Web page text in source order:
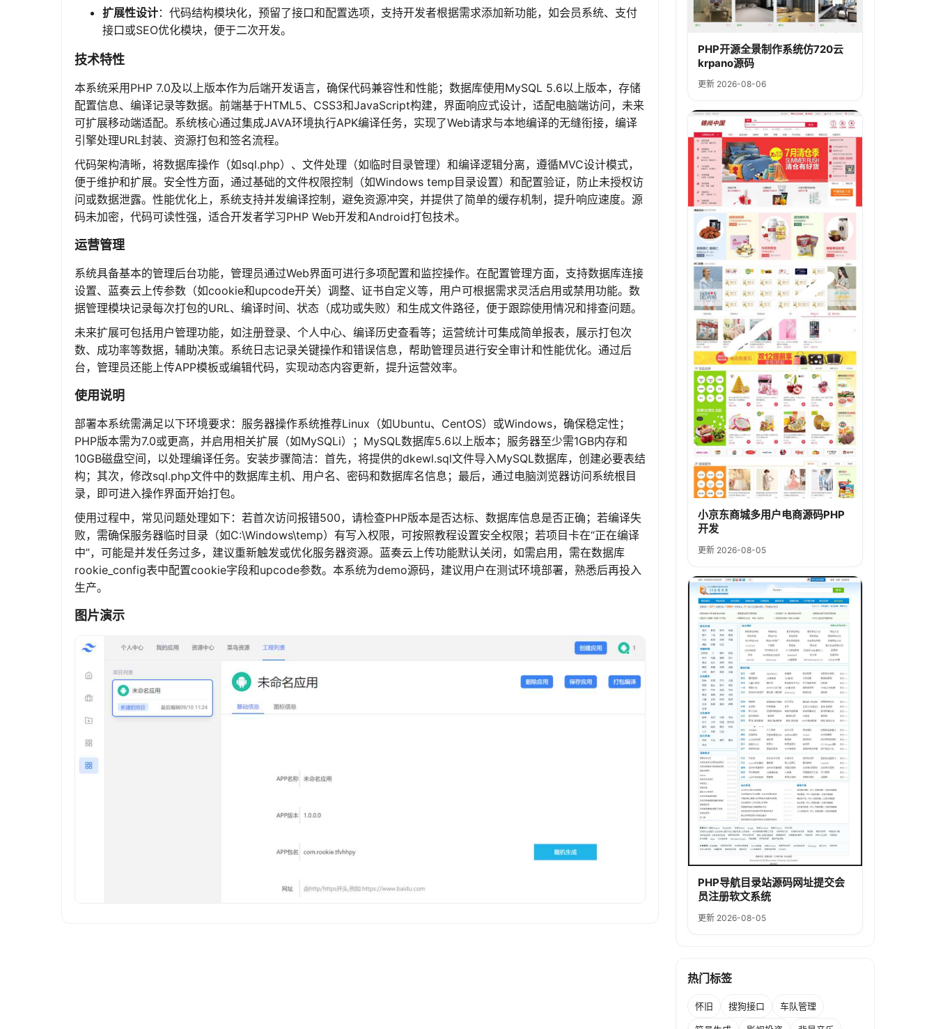
扩展性设计：代码结构模块化，预留了接口和配置选项，支持开发者根据需求添加新功能，如会员系统、支付
接口或SEO优化模块，便于二次开发。
技术特性
本系统采用PHP 7.0及以上版本作为后端开发语言，确保代码兼容性和性能；数据库使用MySQL 5.6以上版本，存储
配置信息、编译记录等数据。前端基于HTML5、CSS3和JavaScript构建，界面响应式设计，适配电脑端访问，未来
可扩展移动端适配。系统核心通过集成JAVA环境执行APK编译任务，实现了Web请求与本地编译的无缝衔接，编译
引擎处理URL封装、资源打包和签名流程。
代码架构清晰，将数据库操作（如sql.php）、文件处理（如临时目录管理）和编译逻辑分离，遵循MVC设计模式，
便于维护和扩展。安全性方面，通过基础的文件权限控制（如Windows temp目录设置）和配置验证，防止未授权访
问或数据泄露。性能优化上，系统支持并发编译控制，避免资源冲突，并提供了简单的缓存机制，提升响应速度。源
码未加密，代码可读性强，适合开发者学习PHP Web开发和Android打包技术。
运营管理
系统具备基本的管理后台功能，管理员通过Web界面可进行多项配置和监控操作。在配置管理方面，支持数据库连接
设置、蓝奏云上传参数（如cookie和upcode开关）调整、证书自定义等，用户可根据需求灵活启用或禁用功能。数
据管理模块记录每次打包的URL、编译时间、状态（成功或失败）和生成文件路径，便于跟踪使用情况和排查问题。
未来扩展可包括用户管理功能，如注册登录、个人中心、编译历史查看等；运营统计可集成简单报表，展示打包次
数、成功率等数据，辅助决策。系统日志记录关键操作和错误信息，帮助管理员进行安全审计和性能优化。通过后
台，管理员还能上传APP模板或编辑代码，实现动态内容更新，提升运营效率。
使用说明
部署本系统需满足以下环境要求：服务器操作系统推荐Linux（如Ubuntu、CentOS）或Windows，确保稳定性；
PHP版本需为7.0或更高，并启用相关扩展（如MySQLi）；MySQL数据库5.6以上版本；服务器至少需1GB内存和
10GB磁盘空间，以处理编译任务。安装步骤简洁：首先，将提供的dkewl.sql文件导入MySQL数据库，创建必要表结
构；其次，修改sql.php文件中的数据库主机、用户名、密码和数据库名信息；最后，通过电脑浏览器访问系统根目
录，即可进入操作界面开始打包。
使用过程中，常见问题处理如下：若首次访问报错500，请检查PHP版本是否达标、数据库信息是否正确；若编译失
败，需确保服务器临时目录（如C:\Windows\temp）有写入权限，可按照教程设置安全权限；若项目卡在“正在编译
中”，可能是并发任务过多，建议重新触发或优化服务器资源。蓝奏云上传功能默认关闭，如需启用，需在数据库
rookie_config表中配置cookie字段和upcode参数。本系统为demo源码，建议用户在测试环境部署，熟悉后再投入
生产。
图片演示
PHP开源全景制作系统仿720云
krpano源码
更新 2026-08-06
小京东商城多用户电商源码PHP
开发
更新 2026-08-05
PHP导航目录站源码网址提交会
员注册软文系统
更新 2026-08-05
热门标签
怀旧 搜狗接口 车队管理